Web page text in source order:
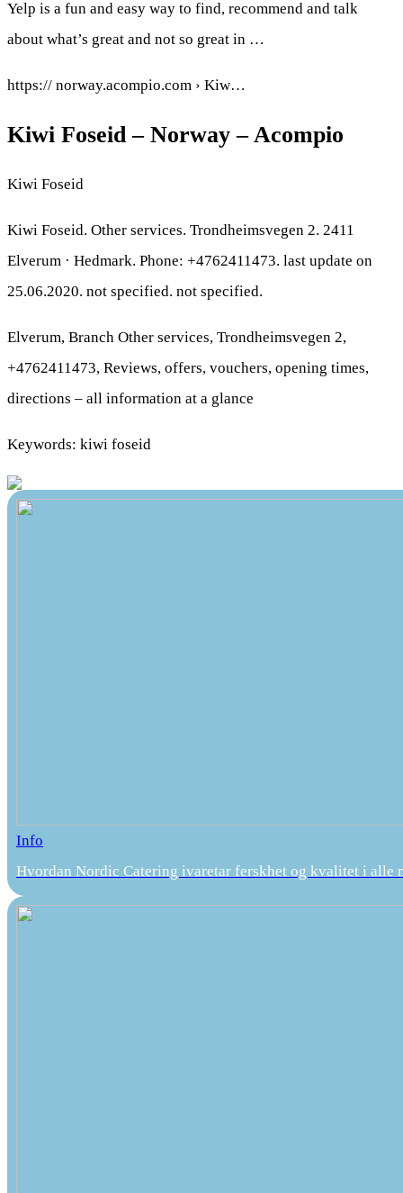
Yelp is a fun and easy way to find, recommend and talk
about what’s great and not so great in …
https:// norway.acompio.com › Kiw…
Kiwi Foseid – Norway – Acompio
Kiwi Foseid
Kiwi Foseid. Other services. Trondheimsvegen 2. 2411
Elverum · Hedmark. Phone: +4762411473. last update on
25.06.2020. not specified. not specified.
Elverum, Branch Other services, Trondheimsvegen 2,
+4762411473, Reviews, offers, vouchers, opening times,
directions – all information at a glance
Keywords: kiwi foseid
Info
Hvordan Nordic Catering ivaretar ferskhet og kvalitet i alle